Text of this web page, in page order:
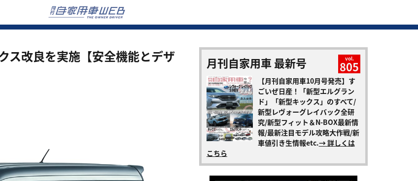
ス改良を実施【安全機能とデザ
月刊自家用車 最新号 vol.
805
【月刊自家用車10月号発売】す
ごいぜ日産！「新型エルグラン
ド」「新型キックス」のすべて/
新型レヴォーグレイバック全研
究/新型フィット＆N-BOX最新情
報/最新注目モデル攻略大作戦/新
車値引き生情報etc.→ 詳しくは
こちら